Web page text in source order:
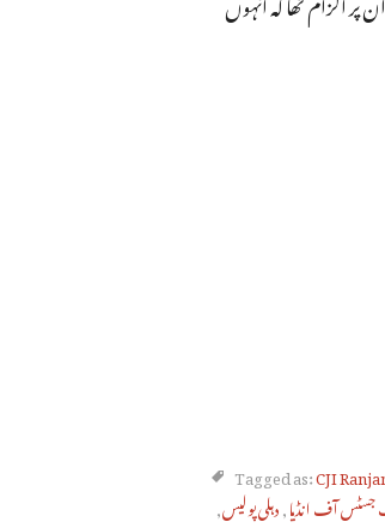
Tagged as:CJI
آف انڈیا,دہلی پولیس,